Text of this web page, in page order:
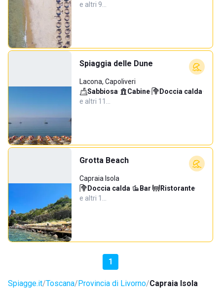
e altri 9…
Spiaggia delle Dune
Lacona, Capoliveri
Sabbiosa· Cabine· Doccia calda·
e altri 11…
Grotta Beach
Capraia Isola
Doccia calda· Bar· Ristorante·
e altri 1…
1
Spiagge.it Toscana Provincia di Livorno Capraia Isola